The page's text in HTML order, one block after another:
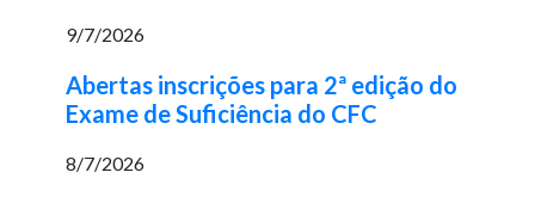
9/7/2026
Abertas inscrições para 2ª edição do
Exame de Suficiência do CFC
8/7/2026